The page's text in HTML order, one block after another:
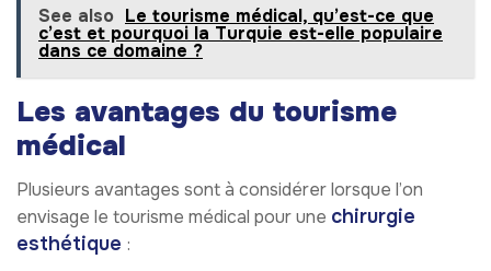
See also Le tourisme médical, qu’est-ce que
c’est et pourquoi la Turquie est-elle populaire
dans ce domaine ?
Les avantages du tourisme
médical
Plusieurs avantages sont à considérer lorsque l’on
envisage le tourisme médical pour une chirurgie
esthétique :